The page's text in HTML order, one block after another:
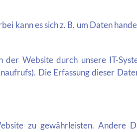
kann es sich z. B. um Daten
Website durch unsere IT-
Die Erfassung dieser
zu gewährleisten. Andere